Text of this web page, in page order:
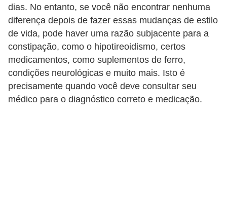
dias. No entanto, se você não encontrar nenhuma
diferença depois de fazer essas mudanças de estilo
de vida, pode haver uma razão subjacente para a
constipação, como o hipotireoidismo, certos
medicamentos, como suplementos de ferro,
condições neurológicas e muito mais. Isto é
precisamente quando você deve consultar seu
médico para o diagnóstico correto e medicação.
m
e
d
i
c
i
n